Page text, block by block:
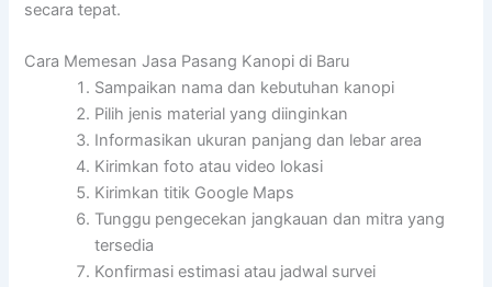
secara tepat.
Cara Memesan Jasa Pasang Kanopi di Baru
Sampaikan nama dan kebutuhan kanopi
Pilih jenis material yang diinginkan
Informasikan ukuran panjang dan lebar area
Kirimkan foto atau video lokasi
Kirimkan titik Google Maps
Tunggu pengecekan jangkauan dan mitra yang
tersedia
Konfirmasi estimasi atau jadwal survei